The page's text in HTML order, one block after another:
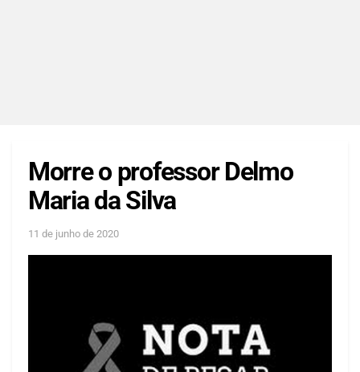
Morre o professor Delmo
Maria da Silva
11 de junho de 2020